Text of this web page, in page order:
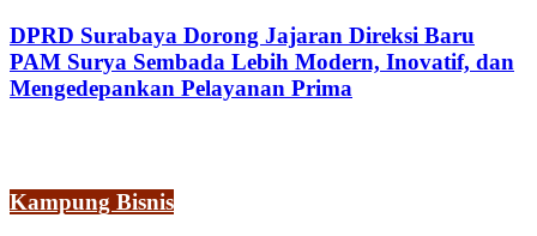
DPRD Surabaya Dorong Jajaran Direksi Baru
PAM Surya Sembada Lebih Modern, Inovatif, dan
Mengedepankan Pelayanan Prima
Kampung Bisnis